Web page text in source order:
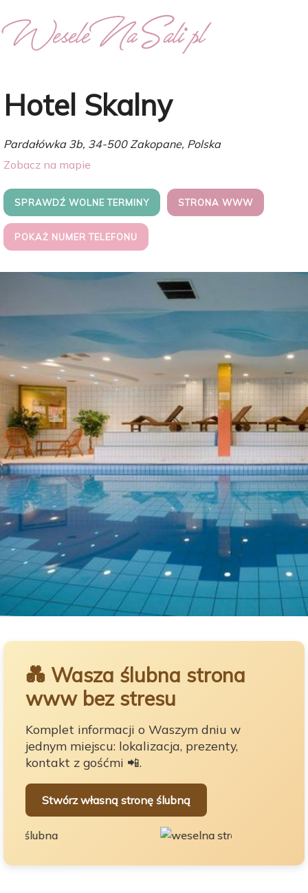
Hotel Skalny
Pardałówka 3b, 34-500 Zakopane, Polska
Zobacz na mapie
SPRAWDŹ WOLNE TERMINY STRONA WWW
POKAŻ NUMER TELEFONU
💑 Wasza ślubna strona
www bez stresu
Komplet informacji o Waszym dniu w
jednym miejscu: lokalizacja, prezenty,
kontakt z gośćmi 📲.
Stwórz własną stronę ślubną